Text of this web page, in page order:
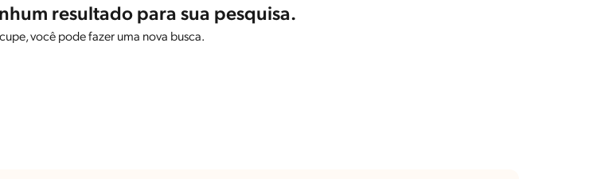
resultado para sua pesquisa.
você pode fazer uma nova busca.